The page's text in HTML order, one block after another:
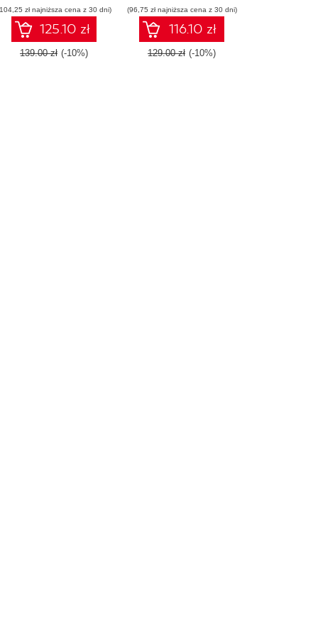
automation with Ansible
zł najniższa cena z 30 dni)
125.10 zł
139.00 zł (-10%)
with Ansible 2.7 - Third
Edition
(96,75 zł najniższa cena z 30 dni)
116.10 zł
129.00 zł (-10%)